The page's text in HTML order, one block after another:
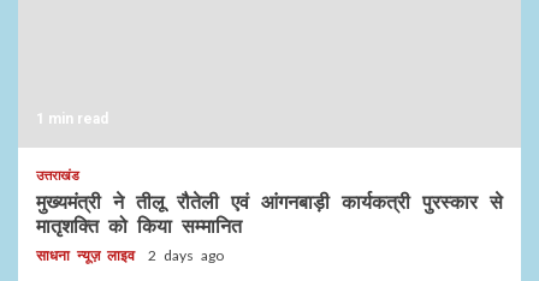
1 min read
उत्तराखंड
मुख्यमंत्री ने तीलू रौतेली एवं आंगनबाड़ी कार्यकत्री पुरस्कार से
मातृशक्ति को किया सम्मानित
साधना न्यूज़ लाइव 2 days ago